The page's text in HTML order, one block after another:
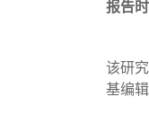
报告时
该研
基编